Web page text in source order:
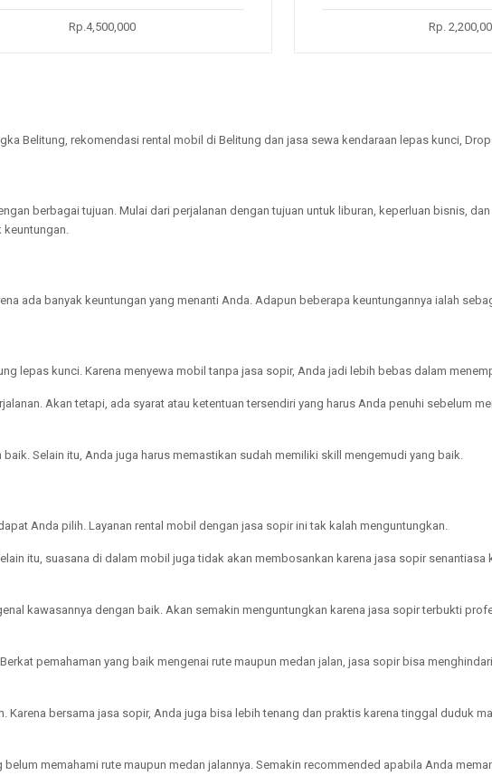
Rp.4,500,000 Rp.
Belitung, rekomendasi rental mobil di Belitung dan jasa sewa kendaraan lepas kunci,
berbagai tujuan. Mulai dari perjalanan dengan tujuan untuk liburan, keperluan bisnis,
keuntungan.
ada banyak keuntungan yang menanti Anda. Adapun beberapa keuntungannya ialah
lepas kunci. Karena menyewa mobil tanpa jasa sopir, Anda jadi lebih bebas dalam
Akan tetapi, ada syarat atau ketentuan tersendiri yang harus Anda penuhi sebelum
Selain itu, Anda juga harus memastikan sudah memiliki skill mengemudi yang baik.
Anda pilih. Layanan rental mobil dengan jasa sopir ini tak kalah menguntungkan.
itu, suasana di dalam mobil juga tidak akan membosankan karena jasa sopir senantiasa
kawasannya dengan baik. Akan semakin menguntungkan karena jasa sopir terbukti
pemahaman yang baik mengenai rute maupun medan jalan, jasa sopir bisa
bersama jasa sopir, Anda juga bisa lebih tenang dan praktis karena tinggal duduk
memahami rute maupun medan jalannya. Semakin recommended apabila Anda